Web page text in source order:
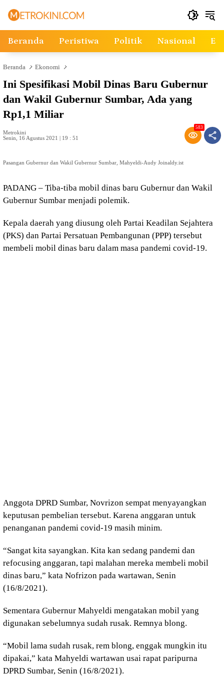
Beranda Peristiwa Politik Nasional
Beranda Ekonomi
Ini Spesifikasi Mobil Dinas Baru Gubernur
dan Wakil Gubernur Sumbar, Ada yang
Rp1,1 Miliar
Metrokini
Senin, 16 Agustus 2021 | 19 : 51
583
Pasangan Gubernur dan Wakil Gubernur Sumbar, Mahyeldi-Audy Joinaldy.ist
PADANG – Tiba-tiba mobil dinas baru Gubernur dan Wakil
Gubernur Sumbar menjadi polemik.
Kepala daerah yang diusung oleh Partai Keadilan Sejahtera
(PKS) dan Partai Persatuan Pembangunan (PPP) tersebut
membeli mobil dinas baru dalam masa pandemi covid-19.
Anggota DPRD Sumbar, Novrizon sempat menyayangkan
keputusan pembelian tersebut. Karena anggaran untuk
penanganan pandemi covid-19 masih minim.
“Sangat kita sayangkan. Kita kan sedang pandemi dan
refocusing anggaran, tapi malahan mereka membeli mobil
dinas baru,” kata Nofrizon pada wartawan, Senin
(16/8/2021).
Sementara Gubernur Mahyeldi mengatakan mobil yang
digunakan sebelumnya sudah rusak. Remnya blong.
“Mobil lama sudah rusak, rem blong, enggak mungkin itu
dipakai,” kata Mahyeldi wartawan usai rapat paripurna
DPRD Sumbar, Senin (16/8/2021).